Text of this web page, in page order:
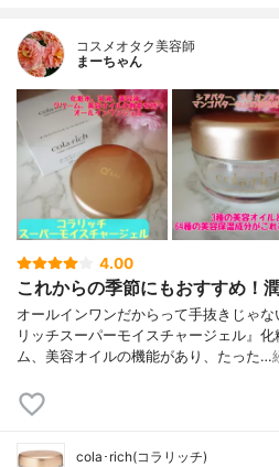
コスメオタク美容師
まーちゃん
4.00
これからの季節にもおすすめ！
オールインワンだからって手抜きじゃ
リッチスーパーモイスチャージェル』
ム、美容オイルの機能があり、たった…
cola･rich(コラリッチ)